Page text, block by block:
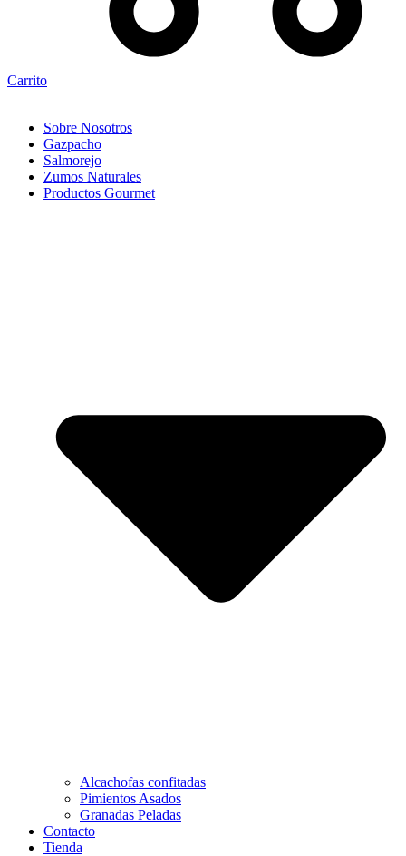
Carrito
Sobre Nosotros
Gazpacho
Salmorejo
Zumos Naturales
Productos Gourmet
Alcachofas confitadas
Pimientos Asados
Granadas Peladas
Contacto
Tienda